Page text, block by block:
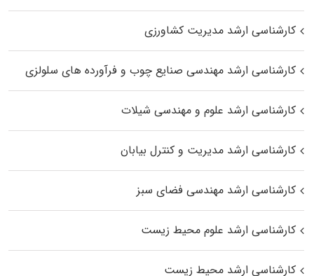
کارشناسی ارشد مدیریت کشاورزی
کارشناسی ارشد مهندسی صنایع چوب و فرآورده‌ های سلولزی
کارشناسی ارشد علوم و مهندسی شیلات
کارشناسی ارشد مدیریت و کنترل بیابان
کارشناسی ارشد مهندسی فضای سبز
کارشناسی ارشد علوم محیط‌ زیست
کارشناسی ارشد محیط زیست